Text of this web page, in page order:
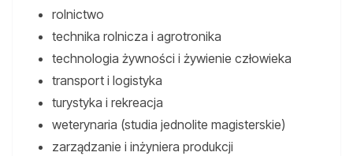
rolnictwo
technika rolnicza i agrotronika
technologia żywności i żywienie człowieka
transport i logistyka
turystyka i rekreacja
weterynaria (studia jednolite magisterskie)
zarządzanie i inżyniera produkcji